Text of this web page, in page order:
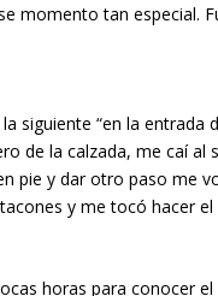
momento tan especial.
siguiente “en la entrada
de la calzada, me caí al
pie y dar otro paso me
y me tocó hacer
horas para conocer